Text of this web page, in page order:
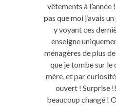
vêtements à l’année
pas que moi j’avais
y voyant ces
enseigne
ménagères de plus de
que je tombe sur le
mère, et par curiosité
ouvert ! Surprise
beaucoup changé !